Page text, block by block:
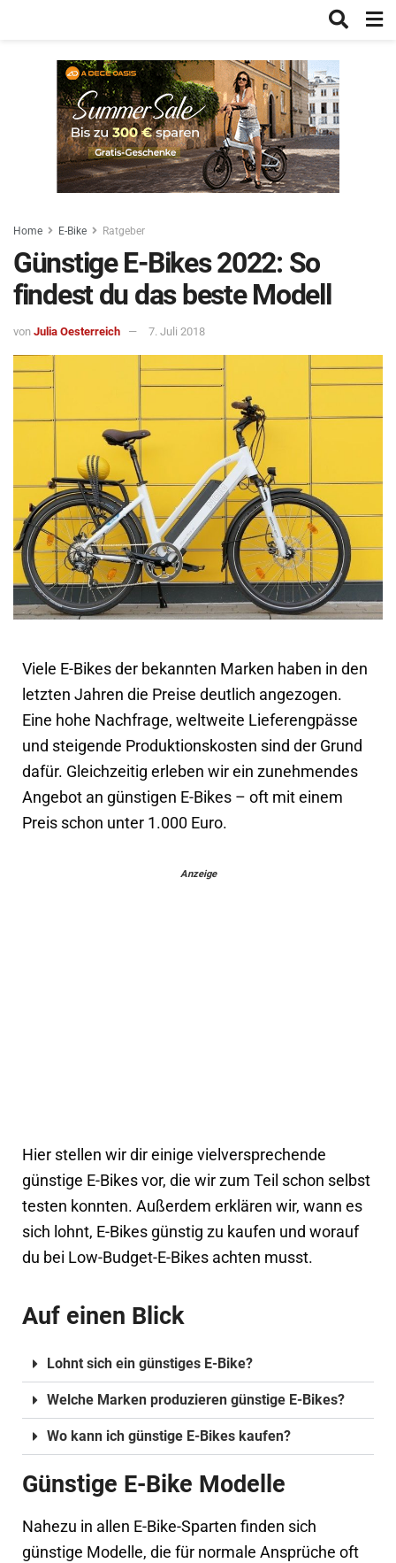
Home E-Bike Ratgeber
Günstige E-Bikes 2022: So
findest du das beste Modell
von Julia Oesterreich 7. Juli 2018
Viele E-Bikes der bekannten Marken haben in den
letzten Jahren die Preise deutlich angezogen.
Eine hohe Nachfrage, weltweite Lieferengpässe
und steigende Produktionskosten sind der Grund
dafür. Gleichzeitig erleben wir ein zunehmendes
Angebot an günstigen E-Bikes – oft mit einem
Preis schon unter 1.000 Euro.
Anzeige
Hier stellen wir dir einige vielversprechende
günstige E-Bikes vor, die wir zum Teil schon selbst
testen konnten. Außerdem erklären wir, wann es
sich lohnt, E-Bikes günstig zu kaufen und worauf
du bei Low-Budget-E-Bikes achten musst.
Auf einen Blick
Lohnt sich ein günstiges E-Bike?
Welche Marken produzieren günstige E-Bikes?
Wo kann ich günstige E-Bikes kaufen?
Günstige E-Bike Modelle
Nahezu in allen E-Bike-Sparten finden sich
günstige Modelle, die für normale Ansprüche oft